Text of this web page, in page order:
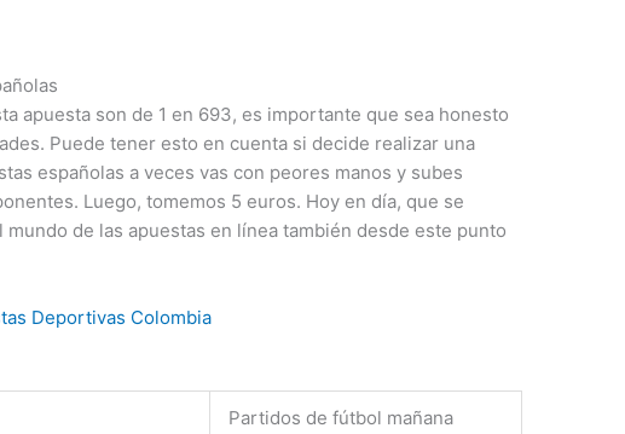
apuesta son de 1 en 693, es importante que sea honesto
Puede tener esto en cuenta si decide realizar una
españolas a veces vas con peores manos y subes
Luego, tomemos 5 euros. Hoy en día, que se
de las apuestas en línea también desde este punto
Deportivas Colombia
Partidos de fútbol mañana